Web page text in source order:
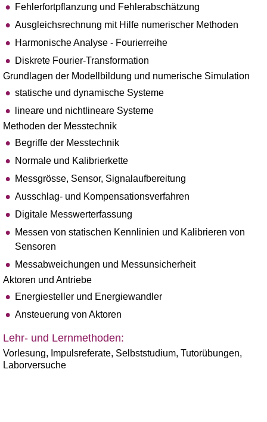
Fehlerfortpflanzung und Fehlerabschätzung
Ausgleichsrechnung mit Hilfe numerischer Methoden
Harmonische Analyse - Fourierreihe
Diskrete Fourier-Transformation
Grundlagen der Modellbildung und numerische Simulation
statische und dynamische Systeme
lineare und nichtlineare Systeme
Methoden der Messtechnik
Begriffe der Messtechnik
Normale und Kalibrierkette
Messgrösse, Sensor, Signalaufbereitung
Ausschlag- und Kompensationsverfahren
Digitale Messwerterfassung
Messen von statischen Kennlinien und Kalibrieren von
Sensoren
Messabweichungen und Messunsicherheit
Aktoren und Antriebe
Energiesteller und Energiewandler
Ansteuerung von Aktoren
Lehr- und Lernmethoden:
Vorlesung, Impulsreferate, Selbststudium, Tutorübungen,
Laborversuche